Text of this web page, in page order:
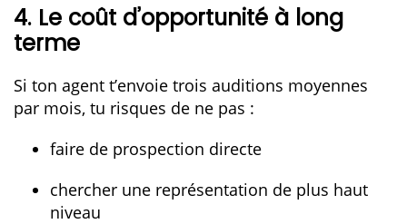
4. Le coût d’opportunité à long
terme
Si ton agent t’envoie trois auditions moyennes
par mois, tu risques de ne pas :
faire de prospection directe
chercher une représentation de plus haut
niveau